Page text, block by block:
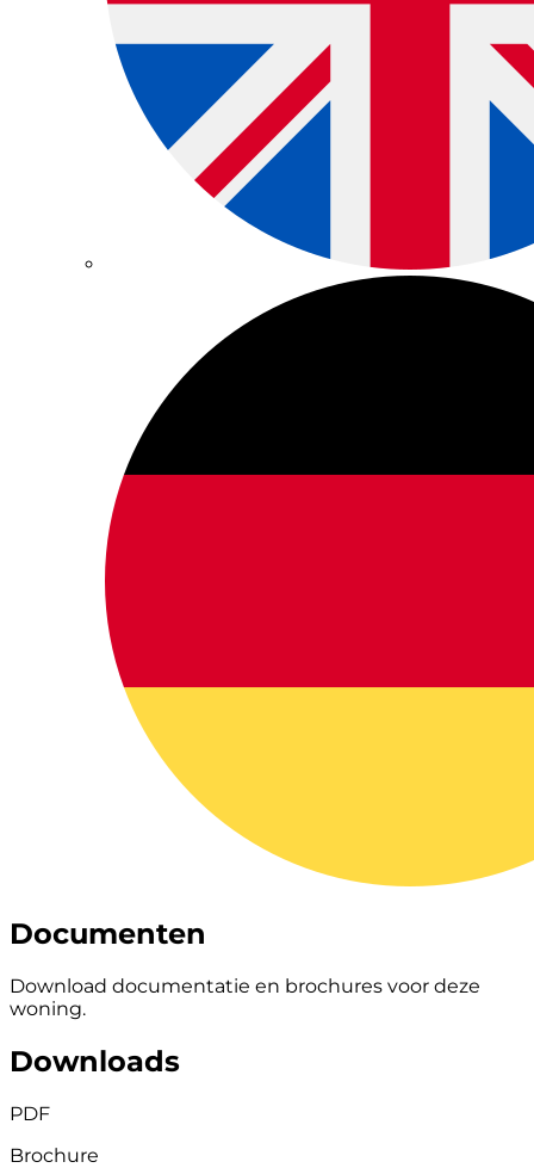
Documenten
Download documentatie en brochures voor deze
woning.
Downloads
PDF
Brochure